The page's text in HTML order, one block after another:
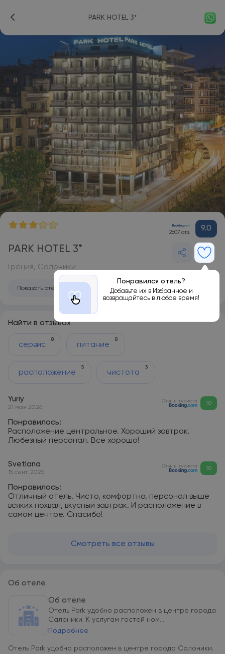
PARK HOTEL 3*
2607 отз. 9.0
PARK HOTEL 3*
Понравился отель?
Добавьте их в Избранное и
возвращайтесь в любое время!
Греция, Салоники
Показать отель на карте
Найти в отзывах
сервис
8
питание
8
расположение
5
чистота
3
Yuriy
21 мая 2026
Отзыв туриста 10
Понравилось:
Расположение центральное. Хороший завтрак.
Любезный персонал. Все хорошо!
Svetlana
15 сент. 2025
Отзыв туриста 10
Понравилось:
Отличный отель. Чисто, комфортно, персонал выше
всяких похвал, вкусный завтрак. И расположение в
самом центре. Спасибо!
Смотреть все отзывы
Об отеле
Об отеле
Отель Park удобно расположен в центре города
Салоники. К услугам гостей ном...
Подробнее
Отель Park удобно расположен в центре города Салоники.